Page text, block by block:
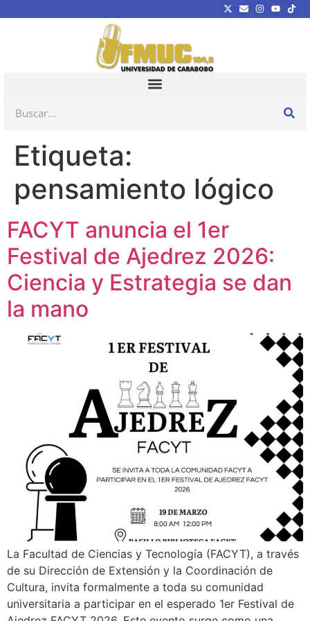
Etiqueta:
pensamiento lógico
FACYT anuncia el 1er
Festival de Ajedrez 2026:
Ciencia y Estrategia se dan
la mano
La Facultad de Ciencias y Tecnología (FACYT), a través
de su Dirección de Extensión y la Coordinación de
Cultura, invita formalmente a toda su comunidad
universitaria a participar en el esperado 1er Festival de